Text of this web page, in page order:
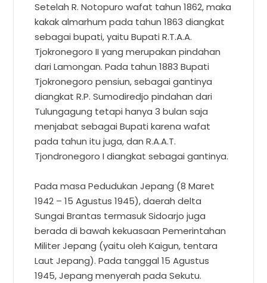
Setelah R. Notopuro wafat tahun 1862, maka
kakak almarhum pada tahun 1863 diangkat
sebagai bupati, yaitu Bupati R.T.A.A.
Tjokronegoro II yang merupakan pindahan
dari Lamongan. Pada tahun 1883 Bupati
Tjokronegoro pensiun, sebagai gantinya
diangkat R.P. Sumodiredjo pindahan dari
Tulungagung tetapi hanya 3 bulan saja
menjabat sebagai Bupati karena wafat
pada tahun itu juga, dan R.A.A.T.
Tjondronegoro I diangkat sebagai gantinya.
Pada masa Pedudukan Jepang (8 Maret
1942 – 15 Agustus 1945), daerah delta
Sungai Brantas termasuk Sidoarjo juga
berada di bawah kekuasaan Pemerintahan
Militer Jepang (yaitu oleh Kaigun, tentara
Laut Jepang). Pada tanggal 15 Agustus
1945, Jepang menyerah pada Sekutu.